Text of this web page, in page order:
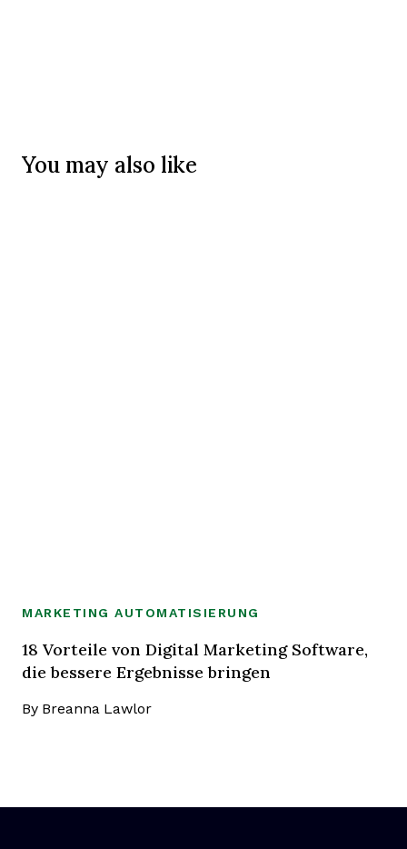
You may also like
MARKETING AUTOMATISIERUNG
18 Vorteile von Digital Marketing Software,
die bessere Ergebnisse bringen
By Breanna Lawlor